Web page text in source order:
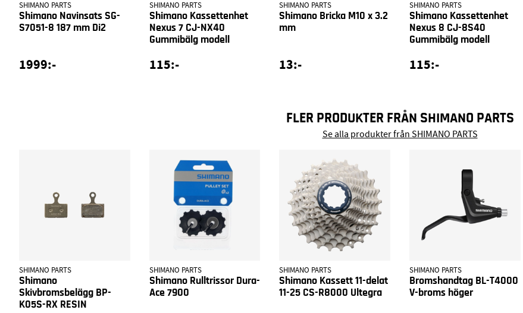
SHIMANO PARTS
Shimano Navinsats SG-
S7051-8 187 mm Di2
1999:-
SHIMANO PARTS
Shimano Kassettenhet
Nexus 7 CJ-NX40
Gummibälg modell
115:-
SHIMANO PARTS
Shimano Bricka M10 x 3.2
mm
13:-
SHIMANO PARTS
Shimano Kassettenhet
Nexus 8 CJ-8S40
Gummibälg modell
115:-
FLER PRODUKTER FRÅN SHIMANO PARTS
Se alla produkter från SHIMANO PARTS
SHIMANO PARTS
Shimano
Skivbromsbelägg BP-
K05S-RX RESIN
SHIMANO PARTS
Shimano Rulltrissor Dura-
Ace 7900
SHIMANO PARTS
Shimano Kassett 11-delat
11-25 CS-R8000 Ultegra
SHIMANO PARTS
Bromshandtag BL-T4000
V-broms höger